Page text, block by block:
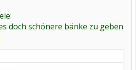
doch schönere bänke zu geben